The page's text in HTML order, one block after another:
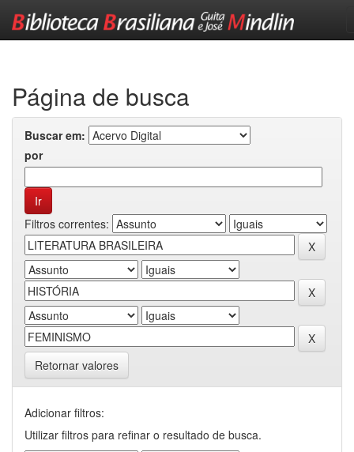
Página de busca
Buscar em:
por
Filtros correntes:
Retornar valores
Adicionar filtros:
Utilizar filtros para refinar o resultado de busca.